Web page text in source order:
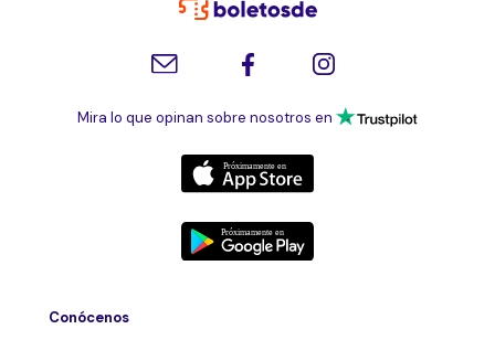
Mira lo que opinan sobre nosotros en
Conócenos